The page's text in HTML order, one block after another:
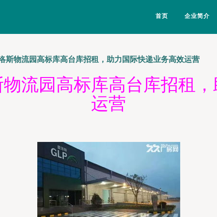
首页 企业简介
斯物流园高标库高台库招租，助力国际快递业务高效运营
流园高标库高台库招租
运营